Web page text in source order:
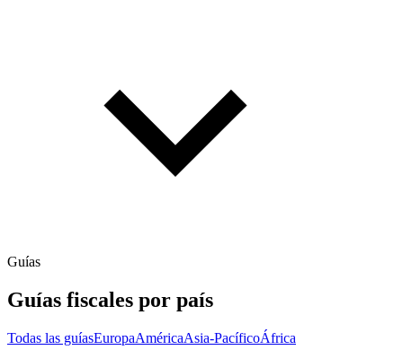
Guías
Guías fiscales por país
Todas las guíasEuropaAméricaAsia-PacíficoÁfrica